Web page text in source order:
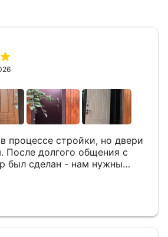
процессе стройки, но двери
долгого общения с
был сделан - нам нужны
Композит, которые нашлись
. Менеджер Филипп
посчитал стоимость и